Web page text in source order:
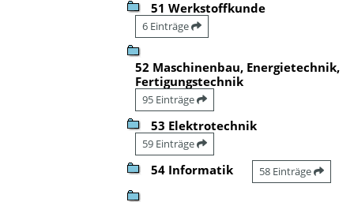
51 Werkstoffkunde
6 Einträge
52 Maschinenbau, Energietechnik,
Fertigungstechnik
95 Einträge
53 Elektrotechnik
59 Einträge
54 Informatik 58 Einträge